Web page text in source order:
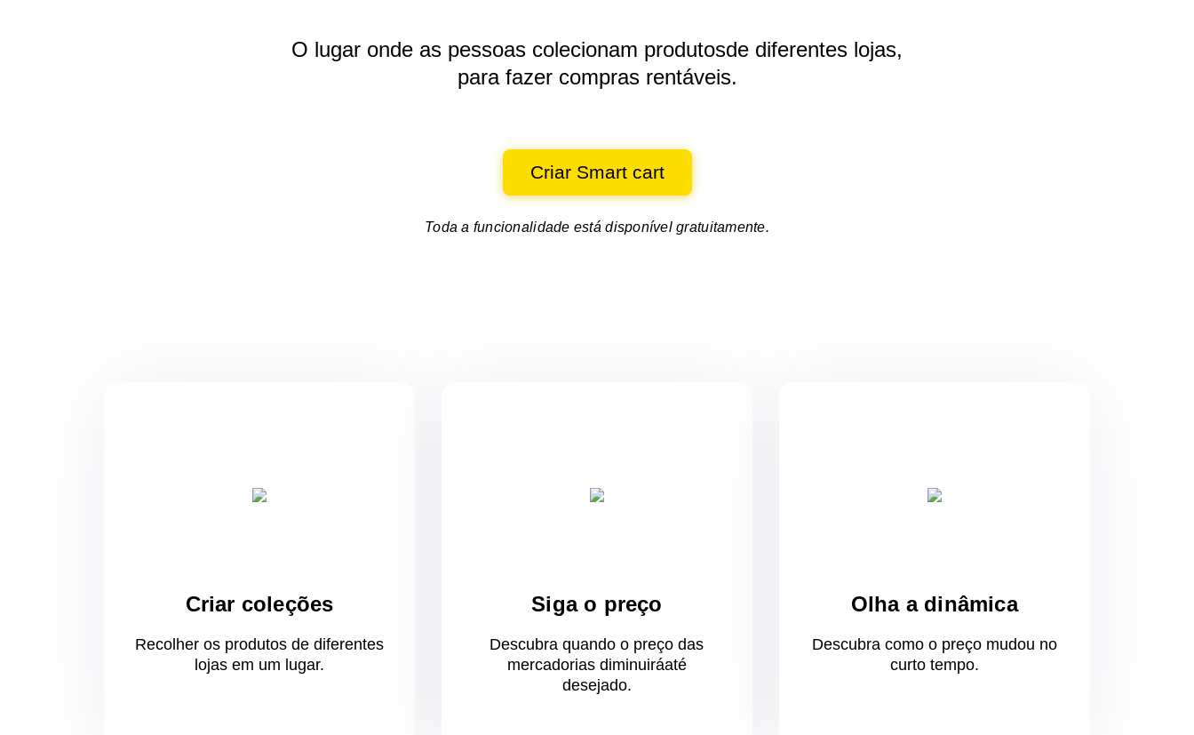
O lugar onde as pessoas colecionam produtosde diferentes lojas,
para fazer compras rentáveis.
Criar Smart cart
Toda a funcionalidade está disponível gratuitamente.
Criar coleções
Recolher os produtos de diferentes
lojas em um lugar.
Siga o preço
Descubra quando o preço das
mercadorias diminuiráaté
desejado.
Olha a dinâmica
Descubra como o preço mudou no
curtotempo.